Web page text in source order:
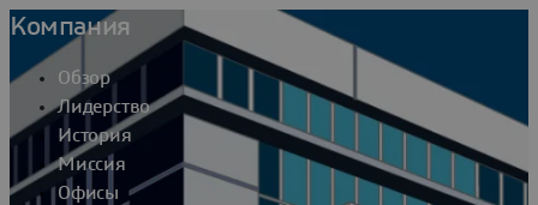
Компания
Обзор
Лидерство
История
Миссия
Офисы